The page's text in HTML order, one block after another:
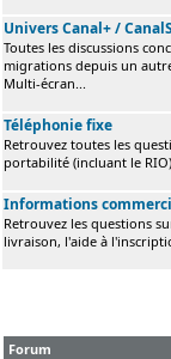
Univers Canal+ /
Toutes les discussions
migrations depuis un
Multi-écran...
Téléphonie fixe
Retrouvez toutes les
portabilité (incluant le
Informations
Retrouvez les questions
livraison, l'aide à
Forum